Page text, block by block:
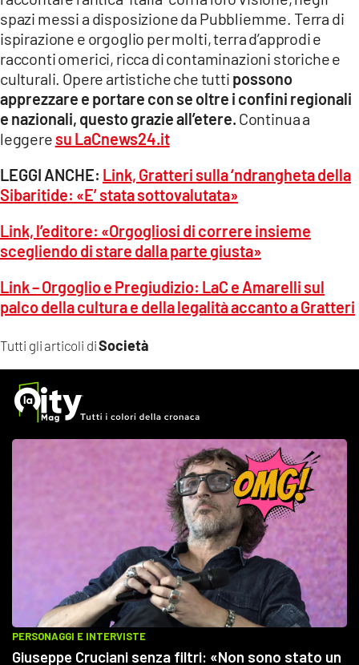
Tutti gli articoli diSocietà
spazi messi a disposizione da Pubbliemme. Terra di
ispirazione e orgoglio per molti, terra d’approdi e
racconti omerici, ricca di contaminazioni storiche e
culturali. Opere artistiche che tutti possono
apprezzare e portare con se oltre i confini regionali
e nazionali, questo grazie all’etere. Continua a
leggere su LaCnews24.it
LEGGI ANCHE: Link, Gratteri sulla ‘ndrangheta della
Sibaritide: «E’ stata sottovalutata»
Link, l’editore: «Orgogliosi di correre insieme
scegliendo di stare dalla parte giusta»
Link – Orgoglio e Pregiudizio: LaC e Amarelli sul
palco della cultura e della legalità accanto a Gratteri